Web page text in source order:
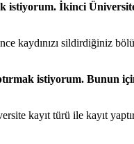
istiyorum. İkinci
kaydınızı sildirdiğiniz
istiyorum. Bunun
kayıt türü ile kayıt